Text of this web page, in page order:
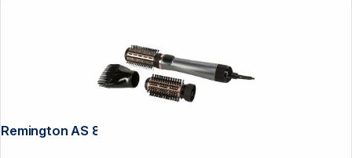
Remington AS 8810